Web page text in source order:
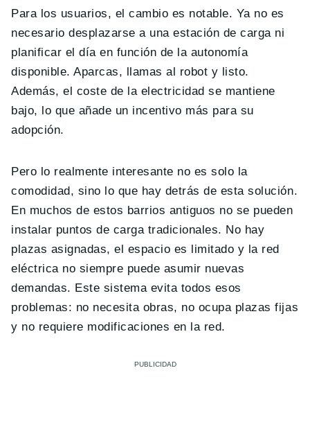
Para los usuarios, el cambio es notable. Ya no es
necesario desplazarse a una estación de carga ni
planificar el día en función de la autonomía
disponible. Aparcas, llamas al robot y listo.
Además, el coste de la electricidad se mantiene
bajo, lo que añade un incentivo más para su
adopción.
Pero lo realmente interesante no es solo la
comodidad, sino lo que hay detrás de esta solución.
En muchos de estos barrios antiguos no se pueden
instalar puntos de carga tradicionales. No hay
plazas asignadas, el espacio es limitado y la red
eléctrica no siempre puede asumir nuevas
demandas. Este sistema evita todos esos
problemas: no necesita obras, no ocupa plazas fijas
y no requiere modificaciones en la red.